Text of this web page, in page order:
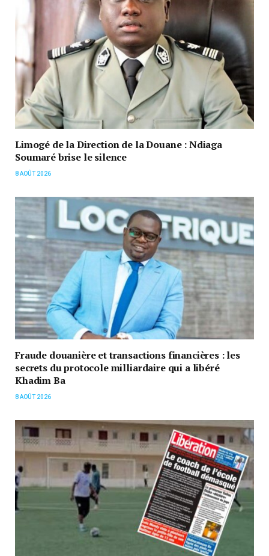
Limogé de la Direction de la Douane : Ndiaga
Soumaré brise le silence
8 AOÛT 2026
Fraude douanière et transactions financières : les
secrets du protocole milliardaire qui a libéré
Khadim Ba
8 AOÛT 2026